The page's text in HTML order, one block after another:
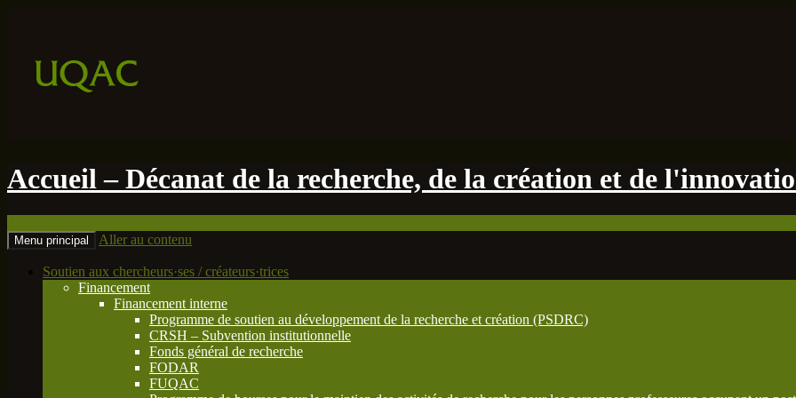
Accueil – Décanat de la recherche, de la création et de
Menu principal Aller au contenu
Soutien aux chercheurs·ses / créateurs·trices
Financement
Financement interne
Programme de soutien au développement de la recherche et création (PSDRC)
CRSH – Subvention institutionnelle
Fonds général de recherche
FODAR
FUQAC